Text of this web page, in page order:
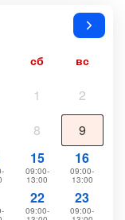
сб вс
1
2
8
9
15
09:00-
13:00
16
09:00-
13:00
22
09:00-
23
09:00-